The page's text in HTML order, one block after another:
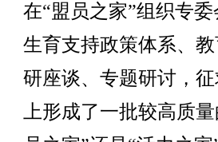
在“盟员之家”组织专
生育支持政策体系、
研座谈、专题研讨，
上形成了一批较高质